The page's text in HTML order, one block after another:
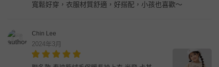
寬鬆好穿，衣服材質舒適，好搭配，小孩也喜歡～
Chin Lee
2024年3月